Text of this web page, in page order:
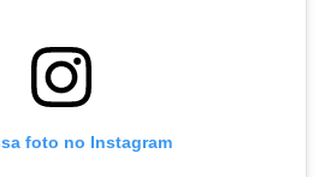
foto no Instagram